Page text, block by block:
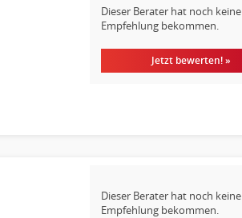
Dieser Berater hat noch keine
Empfehlung bekommen.
Jetzt bewerten! »
Dieser Berater hat noch keine
Empfehlung bekommen.